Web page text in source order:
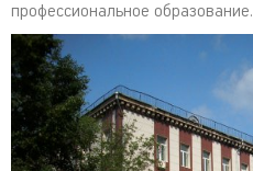
профессиональное образование.